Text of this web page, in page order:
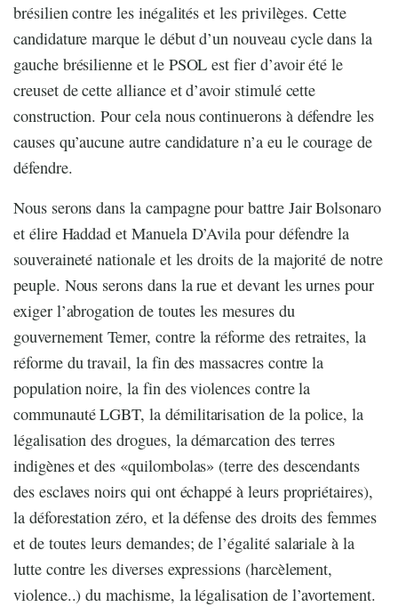
brésilien contre les inégalités et les privilèges. Cette
candidature marque le début d’un nouveau cycle dans la
gauche brésilienne et le PSOL est fier d’avoir été le
creuset de cette alliance et d’avoir stimulé cette
construction. Pour cela nous continuerons à défendre les
causes qu’aucune autre candidature n’a eu le courage de
défendre.
Nous serons dans la campagne pour battre Jair Bolsonaro
et élire Haddad et Manuela D’Avila pour défendre la
souveraineté nationale et les droits de la majorité de notre
peuple. Nous serons dans la rue et devant les urnes pour
exiger l’abrogation de toutes les mesures du
gouvernement Temer, contre la réforme des retraites, la
réforme du travail, la fin des massacres contre la
population noire, la fin des violences contre la
communauté LGBT, la démilitarisation de la police, la
légalisation des drogues, la démarcation des terres
indigènes et des «quilombolas» (terre des descendants
des esclaves noirs qui ont échappé à leurs propriétaires),
la déforestation zéro, et la défense des droits des femmes
et de toutes leurs demandes; de l’égalité salariale à la
lutte contre les diverses expressions (harcèlement,
violence..) du machisme, la légalisation de l’avortement.